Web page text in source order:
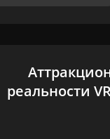
реальности